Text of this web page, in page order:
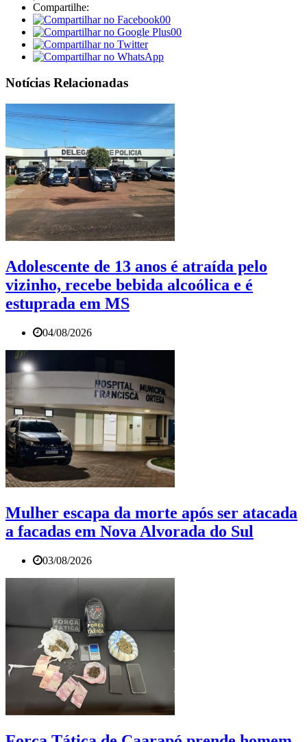
Compartilhe:
00
00
Notícias Relacionadas
Adolescente de 13 anos é atraída pelo
vizinho, recebe bebida alcoólica e é
estuprada em MS
04/08/2026
Mulher escapa da morte após ser atacada
a facadas em Nova Alvorada do Sul
03/08/2026